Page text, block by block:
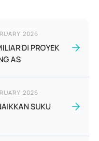
2026
DI PROYEK
AS
2026
SUKU